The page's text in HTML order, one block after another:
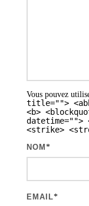
Vous pouvez
title="">
<b>
datetime="">
<strike>
NOM *
EMAIL*